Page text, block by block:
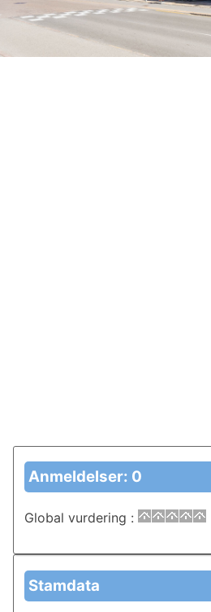
Anmeldelser: 0
Global vurdering :
Stamdata